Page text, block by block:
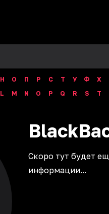
Н О П Р С Т У Ф Х
L M N O P Q R S T
Скоро тут будет
информации...